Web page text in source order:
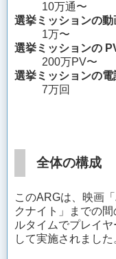
10万通〜
選挙ミッションの
1万〜
選挙ミッションの
200万PV〜
選挙ミッションの電
7万回
全体の構成
このARGは、映画
クナイト」までの
ルタイムでプレイ
して実施されました